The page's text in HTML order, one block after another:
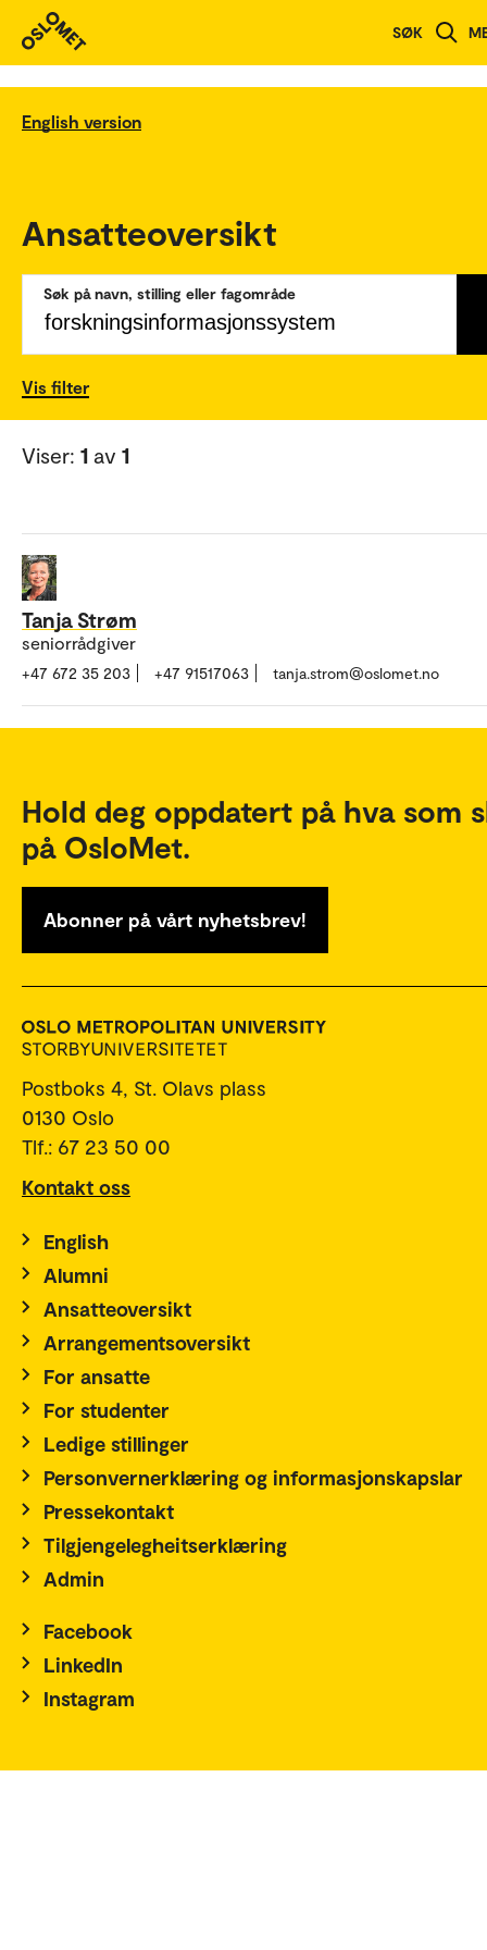
SØK
English version
Ansatteoversikt
Søk på navn, stilling eller fagområde
Vis filter
Viser: 1 av 1
Tanja Strøm
seniorrådgiver
+47 672 35 203 +47 91517063 tanja.strom@oslomet.no
Hold deg oppdatert på hva som
på OsloMet.
Abonner på vårt nyhetsbrev!
Postboks 4, St. Olavs plass
0130 Oslo
Tlf.: 67 23 50 00
Kontakt oss
English
Alumni
Ansatteoversikt
Arrangementsoversikt
For ansatte
For studenter
Ledige stillinger
Personvernerklæring og informasjonskapslar
Pressekontakt
Tilgjengelegheitserklæring
Admin
Facebook
LinkedIn
Instagram